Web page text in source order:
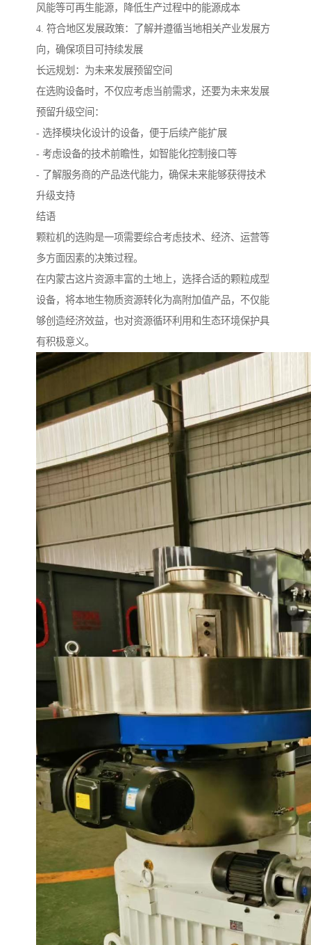
风能等可再生能源，降低生产过程中的能源成本
4. 符合地区发展政策：了解并遵循当地相关产业发展方
向，确保项目可持续发展
长远规划：为未来发展预留空间
在选购设备时，不仅应考虑当前需求，还要为未来发展
预留升级空间：
- 选择模块化设计的设备，便于后续产能扩展
- 考虑设备的技术前瞻性，如智能化控制接口等
- 了解服务商的产品迭代能力，确保未来能够获得技术
升级支持
结语
颗粒机的选购是一项需要综合考虑技术、经济、运营等
多方面因素的决策过程。
在内蒙古这片资源丰富的土地上，选择合适的颗粒成型
设备，将本地生物质资源转化为高附加值产品，不仅能
够创造经济效益，也对资源循环利用和生态环境保护具
有积极意义。